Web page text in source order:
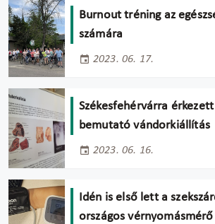
Burnout tréning az
számára
2023. 06. 17.
Székesfehérvárra
bemutató vándorkiállítás
2023. 06. 16.
Idén is első lett a
országos